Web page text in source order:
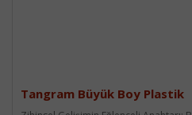
Tangram Büyük Boy Plastik